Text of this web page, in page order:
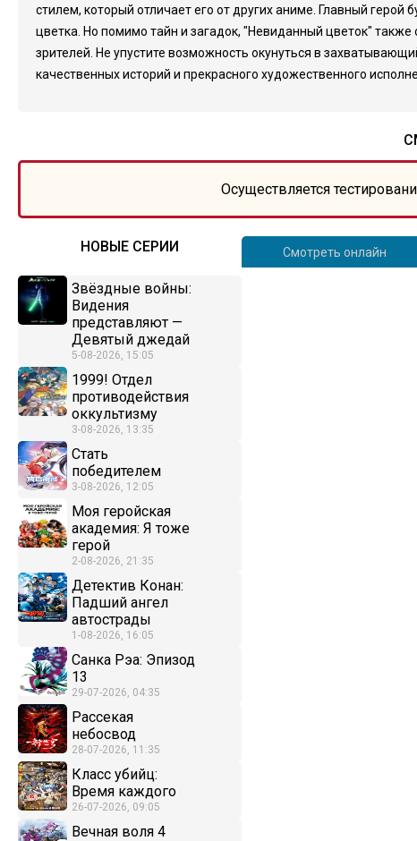
стилем, который отличает его от других аниме. Главный герой
цветка. Но помимо тайн и загадок, "Невиданный цветок"
зрителей. Не упустите возможность окунуться в
качественных историй и прекрасного художественного
Осуществляется
НОВЫЕ СЕРИИ
Звёздные войны:
Видения
представляют —
Девятый джедай
5-08-2026, 15:05
1999! Отдел
противодействия
оккультизму
3-08-2026, 13:35
Стать
победителем
3-08-2026, 12:05
Моя геройская
академия: Я тоже
герой
2-08-2026, 21:35
Детектив Конан:
Падший ангел
автострады
1-08-2026, 16:05
Санка Рэа: Эпизод
13
29-07-2026, 04:35
Рассекая
небосвод
28-07-2026, 11:35
Класс убийц:
Время каждого
26-07-2026, 09:05
Вечная воля 4
Смотреть онлайн